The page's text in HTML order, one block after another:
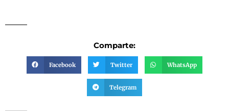
Comparte:
Facebook Twitter WhatsApp
Telegram